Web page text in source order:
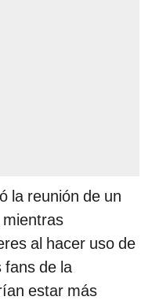
la reunión de un
al hacer uso de
fans de la
estar más